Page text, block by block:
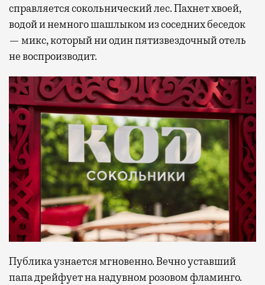
справляется сокольнический лес. Пахнет хвоей,
водой и немного шашлыком из соседних беседок
— микс, который ни один пятизвездочный отель
не воспроизводит.
Публика узнается мгновенно. Вечно уставший
папа дрейфует на надувном розовом фламинго.